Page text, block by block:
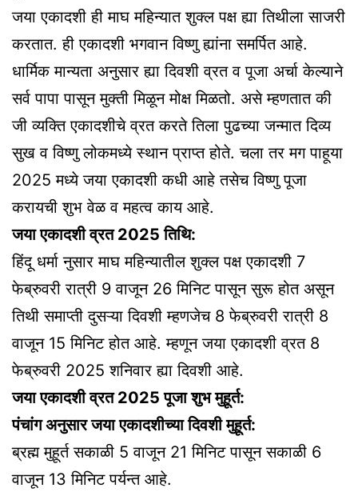
जया एकादशी ही माघ महिन्यात शुक्ल पक्ष ह्या तिथीला साजरी
करतात. ही एकादशी भगवान विष्णु ह्यांना समर्पित आहे.
धार्मिक मान्यता अनुसार ह्या दिवशी व्रत व पूजा अर्चा केल्याने
सर्व पापा पासून मुक्ती मिळून मोक्ष मिळतो. असे म्हणतात की
जी व्यक्ति एकादशीचे व्रत करते तिला पुढच्या जन्मात दिव्य
सुख व विष्णु लोकमध्ये स्थान प्राप्त होते. चला तर मग पाहूया
2025 मध्ये जया एकादशी कधी आहे तसेच विष्णु पूजा
करायची शुभ वेळ व महत्व काय आहे.
जया एकादशी व्रत 2025 तिथि:
हिंदू धर्मा नुसार माघ महिन्यातील शुक्ल पक्ष एकादशी 7
फेब्रुवरी रात्री 9 वाजून 26 मिनिट पासून सुरू होत असून
तिथी समाप्ती दुसऱ्या दिवशी म्हणजेच 8 फेब्रुवरी रात्री 8
वाजून 15 मिनिट होत आहे. म्हणून जया एकादशी व्रत 8
फेब्रुवरी 2025 शनिवार ह्या दिवशी आहे.
जया एकादशी व्रत 2025 पूजा शुभ मुहूर्त:
पंचांग अनुसार जया एकादशीच्या दिवशी मुहूर्त:
ब्रह्म मुहूर्त सकाळी 5 वाजून 21 मिनिट पासून सकाळी 6
वाजून 13 मिनिट पर्यन्त आहे.